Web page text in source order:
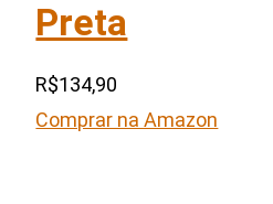
Preta
R$134,90
Comprar na Amazon